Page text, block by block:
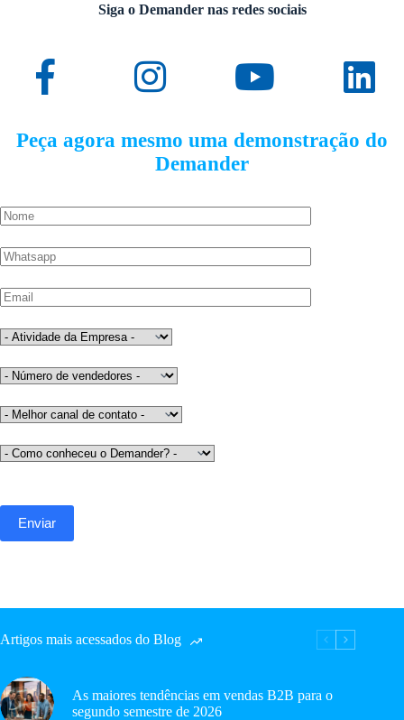
Siga o Demander nas redes sociais
Peça agora mesmo uma demonstração do
Demander
Artigos mais acessados do Blog
As maiores tendências em vendas B2B para o
segundo semestre de 2026